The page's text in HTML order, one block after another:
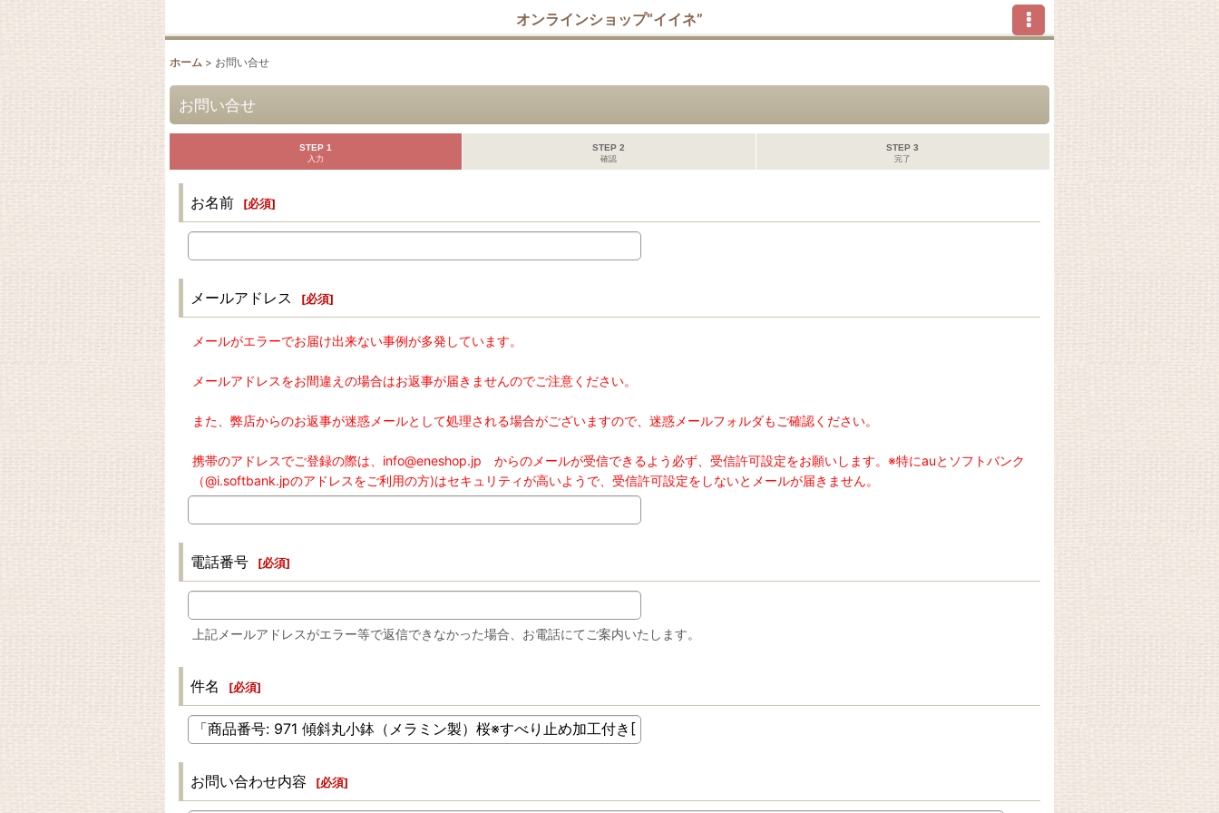
オンラインショップ“イイネ”
ホーム > お問い合せ
お問い合せ
STEP 1
入力
STEP 2
確認
STEP 3
完了
お名前 [必須]
メールアドレス [必須]
メールがエラーでお届け出来ない事例が多発しています。
メールアドレスをお間違えの場合はお返事が届きませんのでご注意ください。
また、弊店からのお返事が迷惑メールとして処理される場合がございますので、迷惑メールフォルダもご確認ください。
携帯のアドレスでご登録の際は、info@eneshop.jp からのメールが受信できるよう必ず、受信許可設定をお願いします。※特にauとソフトバンク
（@i.softbank.jpのアドレスをご利用の方)はセキュリティが高いようで、受信許可設定をしないとメールが届きません。
電話番号 [必須]
上記メールアドレスがエラー等で返信できなかった場合、お電話にてご案内いたします。
件名 [必須]
お問い合わせ内容 [必須]